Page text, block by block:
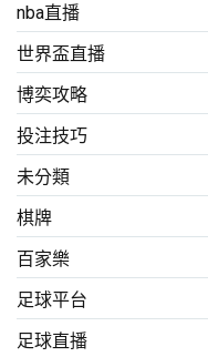
nba直播
世界盃直播
博奕攻略
投注技巧
未分類
棋牌
百家樂
足球平台
足球直播